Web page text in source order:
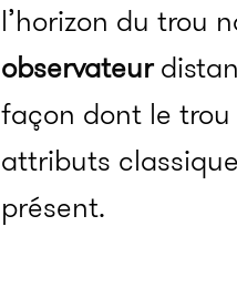
l’horizon du trou
observateur
façon dont le
attributs
présent.